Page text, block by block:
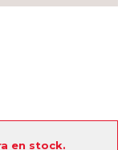
en stock.